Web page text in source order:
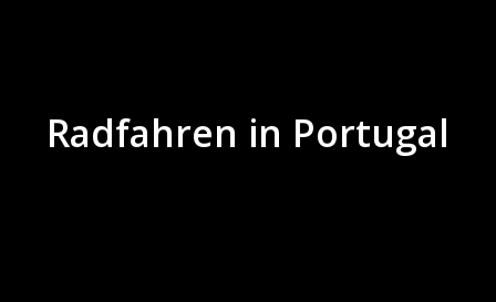
Radfahren in Portugal